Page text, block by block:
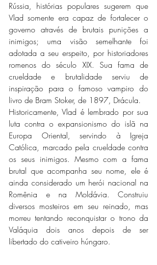
Rússia, histórias populares sugerem que
Vlad somente era capaz de fortalecer o
governo através de brutais punições a
inimigos; uma visão semelhante foi
adotada a seu erspeito, por historiadores
romenos do século XIX. Sua fama de
crueldade e brutalidade serviu de
inspiração para o famoso vampiro do
livro de Bram Stoker, de 1897, Drácula.
Historicamente, Vlad é lembrado por sua
luta contra o expansionismo do islã na
Europa Oriental, servindo à Igreja
Católica, marcado pela crueldade contra
os seus inimigos. Mesmo com a fama
brutal que acompanha seu nome, ele é
ainda considerado um herói nacional na
Romênia e na Moldávia. Construiu
diversos mosteiros em seu reinado, mas
morreu tentando reconquistar o trono da
Valáquia dois anos depois de ser
libertado do cativeiro húngaro.